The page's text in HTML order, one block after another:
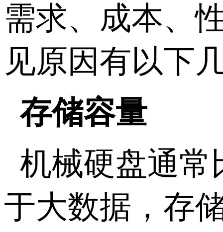
需求、成本、
见原因有以下
存储容量
机械硬盘通常
于大数据，存